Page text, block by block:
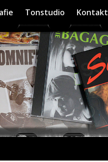
Tonstudio Kontakt